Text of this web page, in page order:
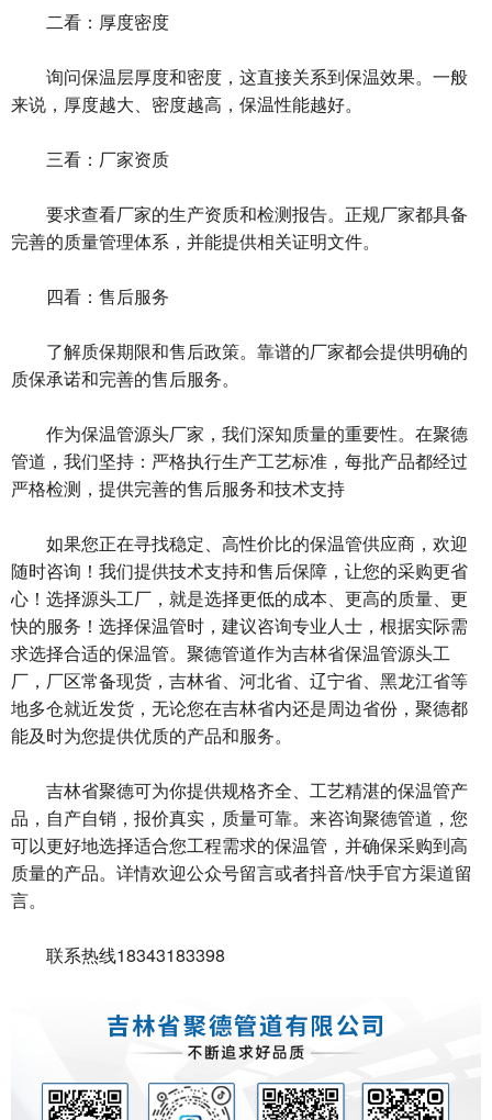
二看：厚度密度
询问保温层厚度和密度，这直接关系到保温效果。一般
来说，厚度越大、密度越高，保温性能越好。
三看：厂家资质
要求查看厂家的生产资质和检测报告。正规厂家都具备
完善的质量管理体系，并能提供相关证明文件。
四看：售后服务
了解质保期限和售后政策。靠谱的厂家都会提供明确的
质保承诺和完善的售后服务。
作为保温管源头厂家，我们深知质量的重要性。在聚德
管道，我们坚持：严格执行生产工艺标准，每批产品都经过
严格检测，提供完善的售后服务和技术支持
如果您正在寻找稳定、高性价比的保温管供应商，欢迎
随时咨询！我们提供技术支持和售后保障，让您的采购更省
心！选择源头工厂，就是选择更低的成本、更高的质量、更
快的服务！选择保温管时，建议咨询专业人士，根据实际需
求选择合适的保温管。聚德管道作为吉林省保温管源头工
厂，厂区常备现货，吉林省、河北省、辽宁省、黑龙江省等
地多仓就近发货，无论您在吉林省内还是周边省份，聚德都
能及时为您提供优质的产品和服务。
吉林省聚德可为你提供规格齐全、工艺精湛的保温管产
品，自产自销，报价真实，质量可靠。来咨询聚德管道，您
可以更好地选择适合您工程需求的保温管，并确保采购到高
质量的产品。详情欢迎公众号留言或者抖音/快手官方渠道留
言。
联系热线18343183398